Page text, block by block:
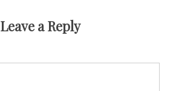
Leave a Reply